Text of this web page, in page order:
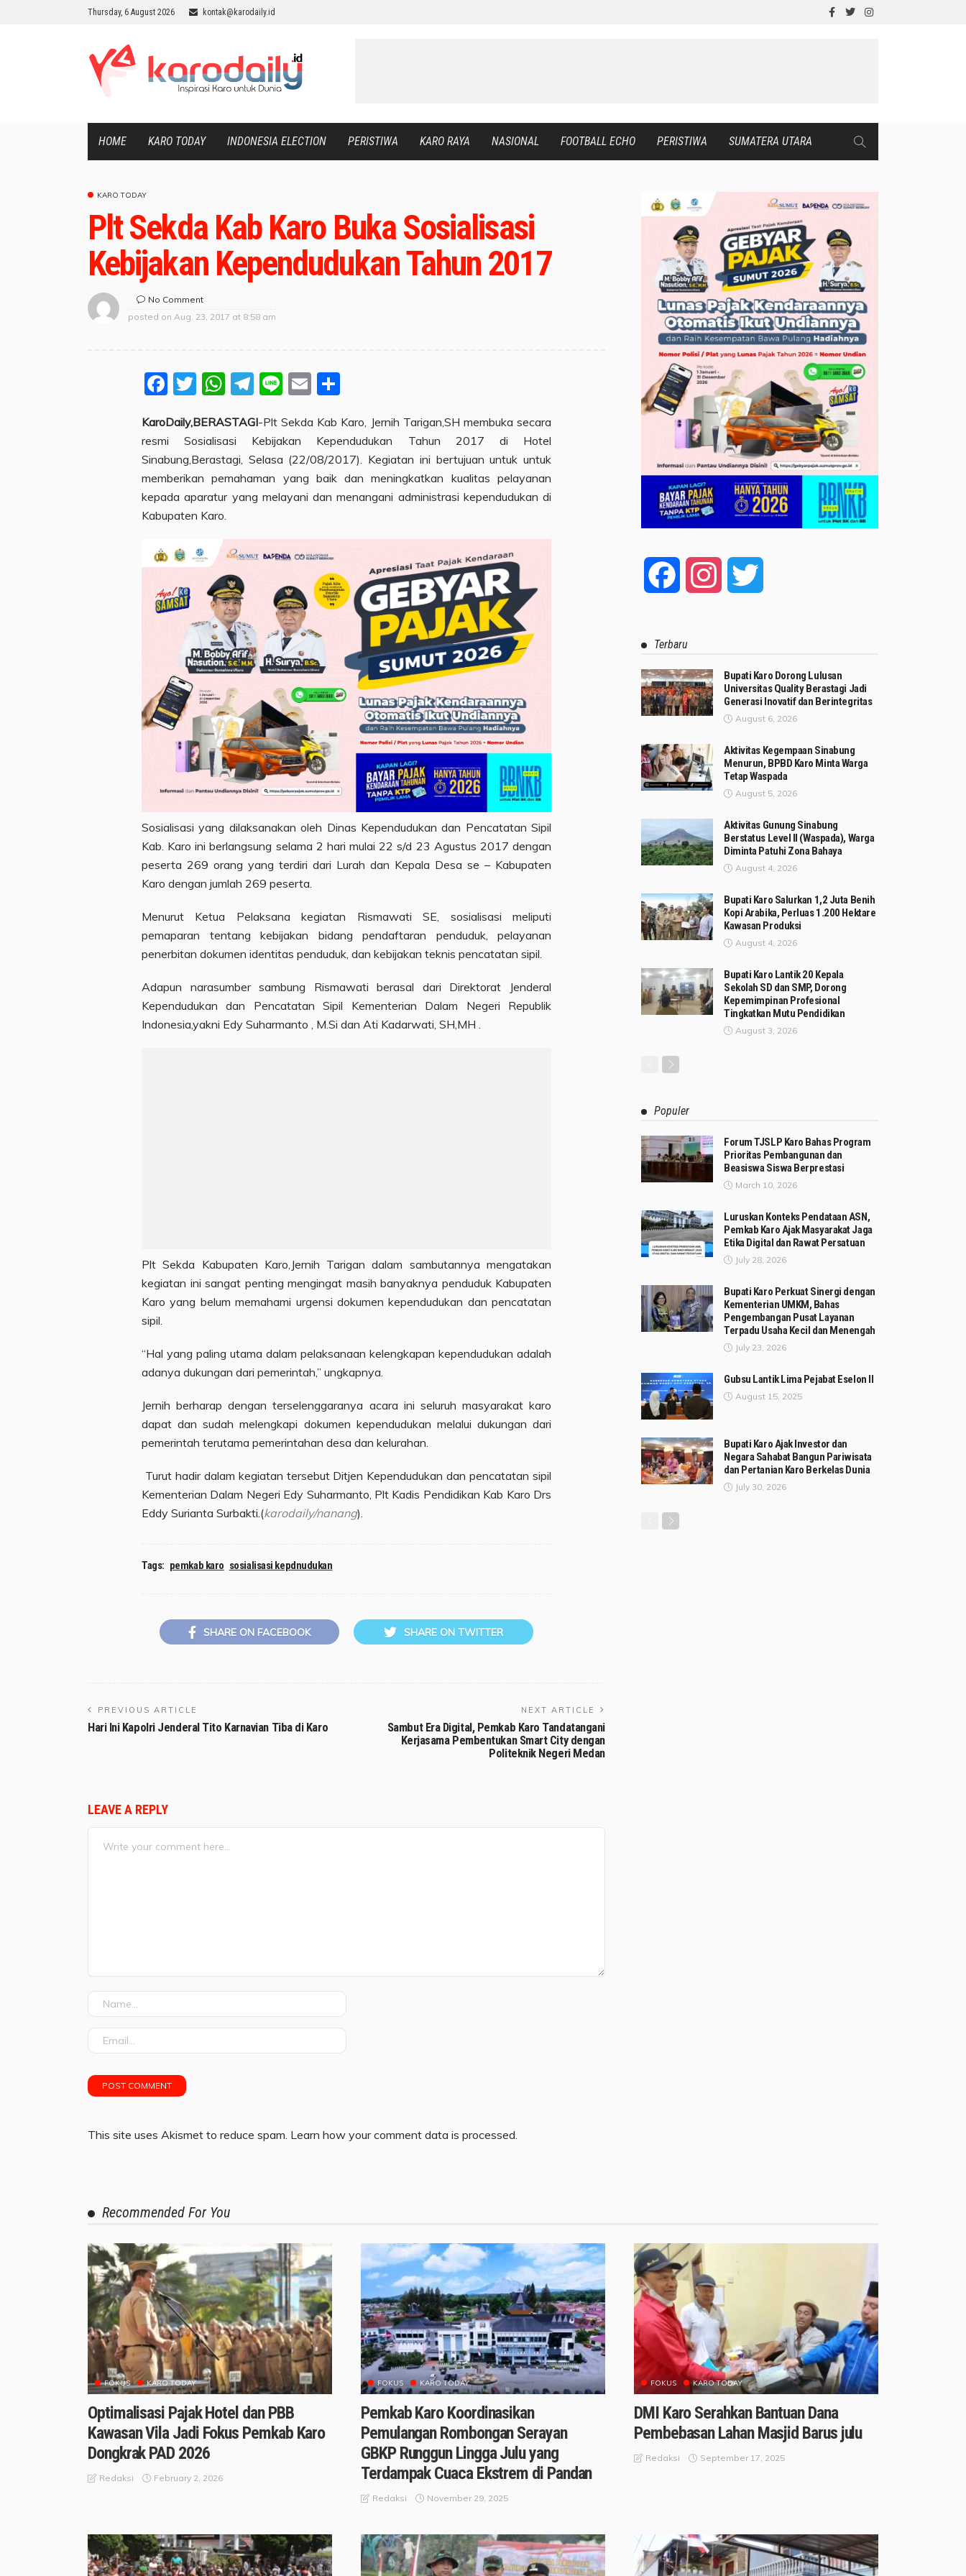
Thursday, 6 August 2026 kontak@karodaily.id
HOME KARO TODAY INDONESIA ELECTION PERISTIWA KARO RAYA NASIONAL FOOTBALL ECHO PERISTIWA SUMATERA UTARA
KARO TODAY
Plt Sekda Kab Karo Buka Sosialisasi
Kebijakan Kependudukan Tahun 2017
No Comment
posted on Aug. 23, 2017 at 8:58 am
Facebook
Twitter
WhatsApp
Telegram
LineEmail
KaroDaily,BERASTAGI-Plt Sekda Kab Karo, Jernih Tarigan,SH membuka secara
resmi Sosialisasi Kebijakan Kependudukan Tahun 2017 di Hotel
Sinabung,Berastagi, Selasa (22/08/2017). Kegiatan ini bertujuan untuk untuk
memberikan pemahaman yang baik dan meningkatkan kualitas pelayanan
kepada aparatur yang melayani dan menangani administrasi kependudukan di
Kabupaten Karo.
Sosialisasi yang dilaksanakan oleh Dinas Kependudukan dan Pencatatan Sipil
Kab. Karo ini berlangsung selama 2 hari mulai 22 s/d 23 Agustus 2017 dengan
peserta 269 orang yang terdiri dari Lurah dan Kepala Desa se – Kabupaten
Karo dengan jumlah 269 peserta.
Menurut Ketua Pelaksana kegiatan Rismawati SE, sosialisasi meliputi
pemaparan tentang kebijakan bidang pendaftaran penduduk, pelayanan
penerbitan dokumen identitas penduduk, dan kebijakan teknis pencatatan sipil.
Adapun narasumber sambung Rismawati berasal dari Direktorat Jenderal
Kependudukan dan Pencatatan Sipil Kementerian Dalam Negeri Republik
Indonesia,yakni Edy Suharmanto , M.Si dan Ati Kadarwati, SH,MH .
Plt Sekda Kabupaten Karo,Jernih Tarigan dalam sambutannya mengatakan
kegiatan ini sangat penting mengingat masih banyaknya penduduk Kabupaten
Karo yang belum memahami urgensi dokumen kependudukan dan pencatatan
sipil.
“Hal yang paling utama dalam pelaksanaan kelengkapan kependudukan adalah
adanya dukungan dari pemerintah,” ungkapnya.
Jernih berharap dengan terselenggaranya acara ini seluruh masyarakat karo
dapat dan sudah melengkapi dokumen kependudukan melalui dukungan dari
pemerintah terutama pemerintahan desa dan kelurahan.
Turut hadir dalam kegiatan tersebut Ditjen Kependudukan dan pencatatan sipil
Kementerian Dalam Negeri Edy Suharmanto, Plt Kadis Pendidikan Kab Karo Drs
Eddy Surianta Surbakti.(karodaily/nanang).
Tags: pemkab karo sosialisasi kepdnudukan
SHARE ON FACEBOOK SHARE ON TWITTER
PREVIOUS ARTICLE
Hari Ini Kapolri Jenderal Tito Karnavian Tiba di Karo
NEXT ARTICLE
Sambut Era Digital, Pemkab Karo Tandatangani
Kerjasama Pembentukan Smart City dengan
Politeknik Negeri Medan
LEAVE A REPLY
This site uses Akismet to reduce spam. Learn how your comment data is processed.
Facebook Instagram
Terbaru
Bupati Karo Dorong Lulusan
Universitas Quality Berastagi Jadi
Generasi Inovatif dan Berintegritas
August 6, 2026
Aktivitas Kegempaan Sinabung
Menurun, BPBD Karo Minta Warga
Tetap Waspada
August 5, 2026
Aktivitas Gunung Sinabung
Berstatus Level II (Waspada), Warga
Diminta Patuhi Zona Bahaya
August 4, 2026
Bupati Karo Salurkan 1,2 Juta Benih
Kopi Arabika, Perluas 1.200 Hektare
Kawasan Produksi
August 4, 2026
Bupati Karo Lantik 20 Kepala
Sekolah SD dan SMP, Dorong
Kepemimpinan Profesional
Tingkatkan Mutu Pendidikan
August 3, 2026
Populer
Forum TJSLP Karo Bahas Program
Prioritas Pembangunan dan
Beasiswa Siswa Berprestasi
March 10, 2026
Luruskan Konteks Pendataan ASN,
Pemkab Karo Ajak Masyarakat Jaga
Etika Digital dan Rawat Persatuan
July 28, 2026
Bupati Karo Perkuat Sinergi dengan
Kementerian UMKM, Bahas
Pengembangan Pusat Layanan
Terpadu Usaha Kecil dan Menengah
July 23, 2026
Gubsu Lantik Lima Pejabat Eselon II
August 15, 2025
Bupati Karo Ajak Investor dan
Negara Sahabat Bangun Pariwisata
dan Pertanian Karo Berkelas Dunia
July 30, 2026
Recommended For You
FOKUS KARO TODAY
Optimalisasi Pajak Hotel dan PBB
Kawasan Vila Jadi Fokus Pemkab Karo
Dongkrak PAD 2026
Redaksi February 2, 2026
FOKUS KARO TODAY
Pemkab Karo Koordinasikan
Pemulangan Rombongan Serayan
GBKP Runggun Lingga Julu yang
Terdampak Cuaca Ekstrem di Pandan
Redaksi November 29, 2025
FOKUS KARO TODAY
DMI Karo Serahkan Bantuan Dana
Pembebasan Lahan Masjid Barus julu
Redaksi September 17, 2025